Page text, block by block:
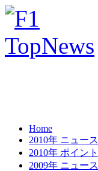
Home
2010年 ニュース
2010年 ポイント
2009年 ニュース